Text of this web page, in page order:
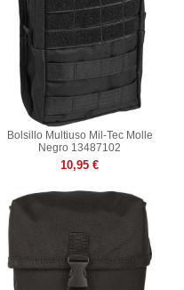
Bolsillo Multiuso Mil-Tec Molle
Negro 13487102
10,95 €